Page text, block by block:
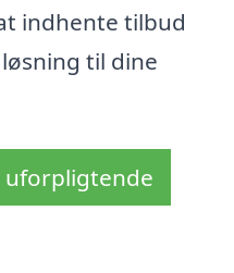
indhente tilbud
til dine
uforpligtende